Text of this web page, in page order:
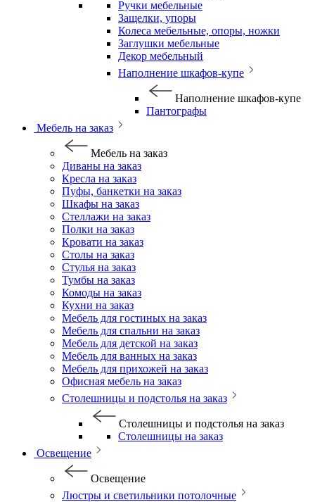
Ручки мебельные
Защелки, упоры
Колеса мебельные, опоры, ножки
Заглушки мебельные
Декор мебельный
Наполнение шкафов-купе
Наполнение шкафов-купе
Пантографы
Мебель на заказ
Мебель на заказ
Диваны на заказ
Кресла на заказ
Пуфы, банкетки на заказ
Шкафы на заказ
Стеллажи на заказ
Полки на заказ
Кровати на заказ
Столы на заказ
Стулья на заказ
Тумбы на заказ
Комоды на заказ
Кухни на заказ
Мебель для гостиных на заказ
Мебель для спальни на заказ
Мебель для детской на заказ
Мебель для ванных на заказ
Мебель для прихожей на заказ
Офисная мебель на заказ
Столешницы и подстолья на заказ
Столешницы и подстолья на заказ
Столешницы на заказ
Освещение
Освещение
Люстры и светильники потолочные